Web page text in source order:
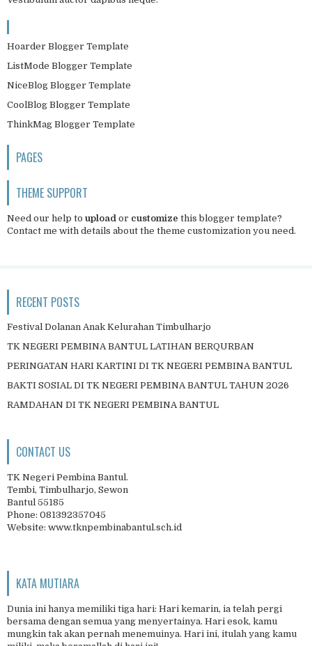
Hoarder Blogger Template
ListMode Blogger Template
NiceBlog Blogger Template
CoolBlog Blogger Template
ThinkMag Blogger Template
PAGES
THEME SUPPORT
Need our help to upload or customize this blogger template?
Contact me with details about the theme customization you need.
RECENT POSTS
Festival Dolanan Anak Kelurahan Timbulharjo
TK NEGERI PEMBINA BANTUL LATIHAN BERQURBAN
PERINGATAN HARI KARTINI DI TK NEGERI PEMBINA BANTUL
BAKTI SOSIAL DI TK NEGERI PEMBINA BANTUL TAHUN 2026
RAMDAHAN DI TK NEGERI PEMBINA BANTUL
CONTACT US
TK Negeri Pembina Bantul.
Tembi, Timbulharjo, Sewon
Bantul 55185
Phone: 081392357045
Website: www.tknpembinabantul.sch.id
KATA MUTIARA
Dunia ini hanya memiliki tiga hari: Hari kemarin, ia telah pergi
bersama dengan semua yang menyertainya. Hari esok, kamu
mungkin tak akan pernah menemuinya. Hari ini, itulah yang kamu